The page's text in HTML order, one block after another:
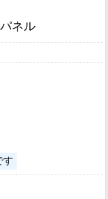
ネル
す